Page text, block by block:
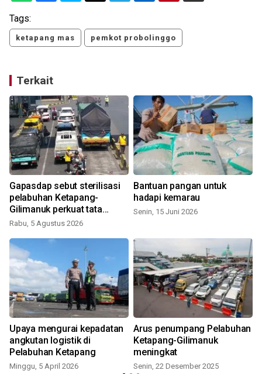
Tags:
ketapang mas pemkot probolinggo
Terkait
Gapasdap sebut sterilisasi
pelabuhan Ketapang-
Gilimanuk perkuat tata
kelola
Rabu, 5 Agustus 2026
Bantuan pangan untuk
hadapi kemarau
Senin, 15 Juni 2026
Upaya mengurai kepadatan
angkutan logistik di
Pelabuhan Ketapang
Minggu, 5 April 2026
Arus penumpang Pelabuhan
Ketapang-Gilimanuk
meningkat
Senin, 22 Desember 2025